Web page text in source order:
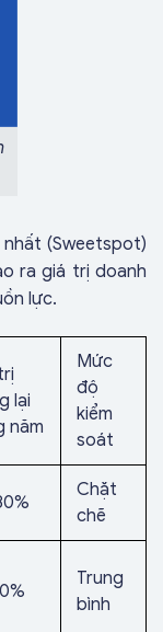
(Sweetspot)
ra giá trị doanh
lực.
lại
năm
Mức
độ
kiểm
soát
Chặt
chẽ
Trung
bình